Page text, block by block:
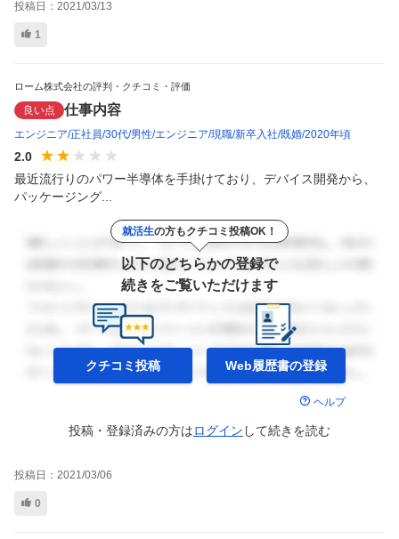
投稿日： 2021/03/13
1
ローム株式会社の評判・クチコミ・評価
良い点 仕事内容
エンジニア 正社員 30代 男性 エンジニア 現職 新卒入社 既婚 2020年頃
2.0
最近流行りのパワー半導体を手掛けており、デバイス開発から、
パッケージング...
就活生の方もクチコミ投稿OK！
以下のどちらかの登録で
続きをご覧いただけます
クチコミ投稿 Web履歴書の登録
ヘルプ
投稿・登録済みの方はログイン して続きを読む
投稿日： 2021/03/06
0